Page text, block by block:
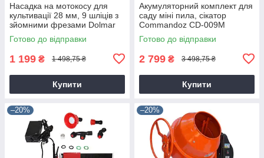
Насадка на мотокосу для
культивації 28 мм, 9 шліців з
зйомними фрезами Dolmar
9T28
Готово до відправки
1 199 ₴ 1 498,75 ₴
Купити
Акумуляторний комплект для
саду міні пила, сікатор
Commandoz CD-009M
Готово до відправки
2 799 ₴ 3 498,75 ₴
Купити
–20% –20%